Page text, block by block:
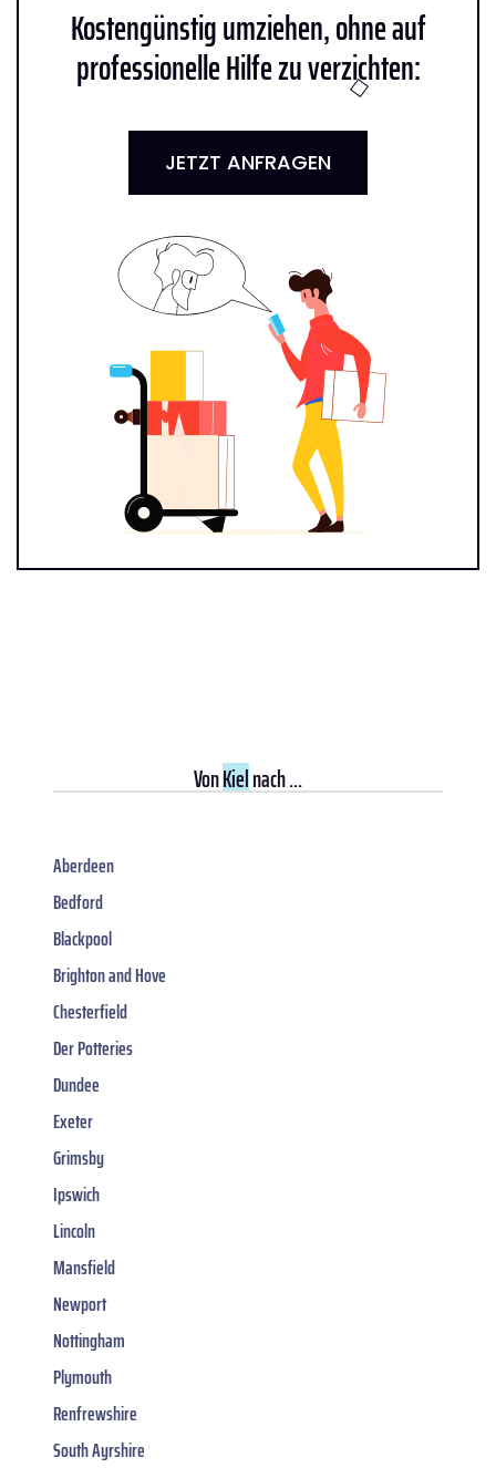
Kostengünstig umziehen, ohne auf
professionelle Hilfe zu verzichten:
JETZT ANFRAGEN
VonKielnach ...
Aberdeen
Bedford
Blackpool
Brighton and Hove
Chesterfield
Der Potteries
Dundee
Exeter
Grimsby
Ipswich
Lincoln
Mansfield
Newport
Nottingham
Plymouth
Renfrewshire
South Ayrshire